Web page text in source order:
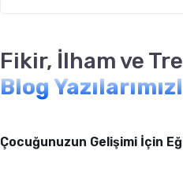
Fikir, İlham ve
Blog
Çocuğunuzun Gelişimi İçin